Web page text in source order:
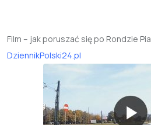
Film – jak poruszać się po Rondzie
DziennikPolski24.pl